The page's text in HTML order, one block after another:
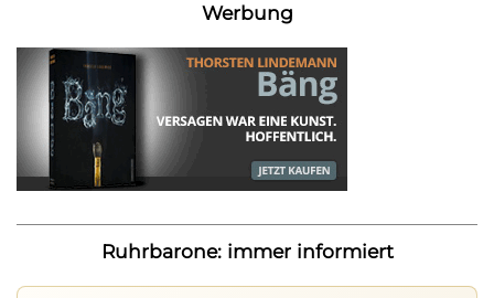
Werbung
Ruhrbarone: immer informiert